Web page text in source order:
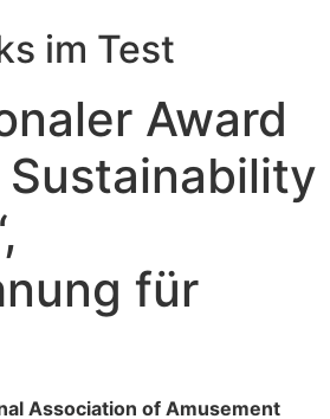
im Test
Award
Sustainability
für
Association of Amusement